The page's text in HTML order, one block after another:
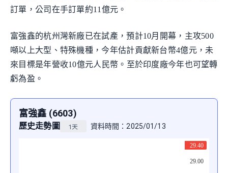
訂單，公司在手訂單約11億元。
富強鑫的杭州灣新廠已在試產，預計10月開幕，主攻500
噸以上大型、特殊機種，今年估計貢獻新台幣4億元，未
來目標是年營收10億元人民幣。至於印度廠今年也可望轉
虧為盈。